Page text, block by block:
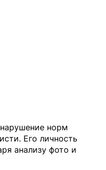
норм
Его личность
анализу фото и